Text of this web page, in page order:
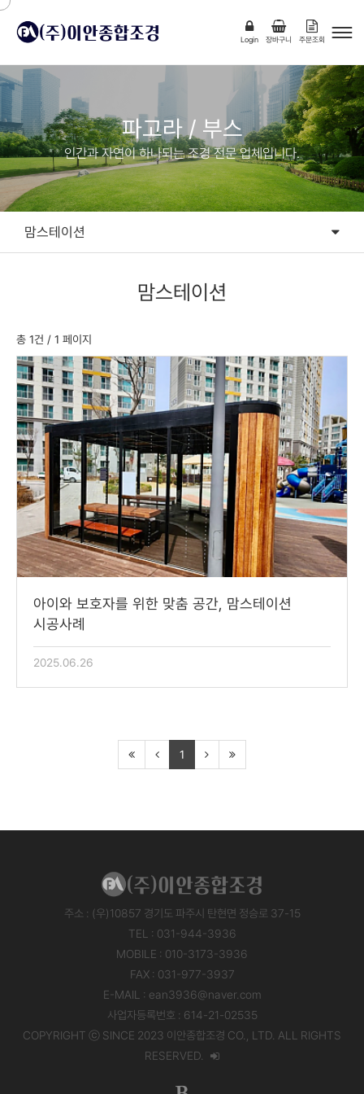
Login 장바구니 주문조회
파고라 / 부스
인간과 자연이 하나되는 조경 전문 업체입니다.
맘스테이션
분리수거장/흡연부스
맘스테이션
아치게이트/문주
맘스테이션
총 1건 / 1 페이지
아이와 보호자를 위한 맞춤 공간, 맘스테이션
시공사례
2025.06.26
1
주소 : (우)10857 경기도 파주시 탄현면 정승로 37-15
TEL : 031-944-3936
MOBILE : 010-3173-3936
FAX : 031-977-3937
E-MAIL : ean3936@naver.com
사업자등록번호 : 614-21-02535
COPYRIGHT ⓒ SINCE 2023 이안종합조경 CO., LTD. ALL RIGHTS
RESERVED.